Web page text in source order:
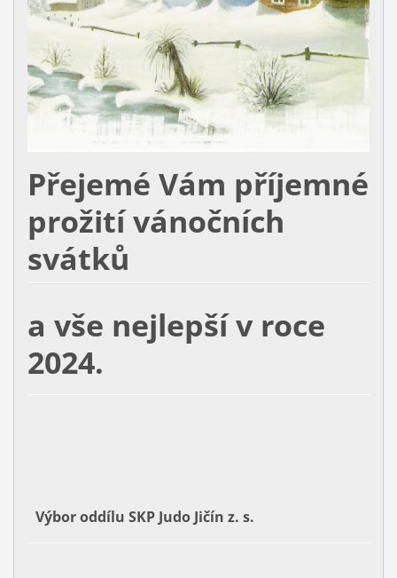
Přejemé Vám příjemné
prožití vánočních
svátků
a vše nejlepší v roce
2024.
Výbor oddílu SKP Judo Jičín z. s.